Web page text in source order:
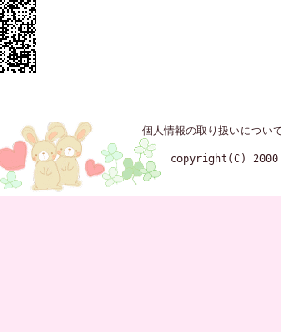
個人情報の取り扱いについ
copyright(C)